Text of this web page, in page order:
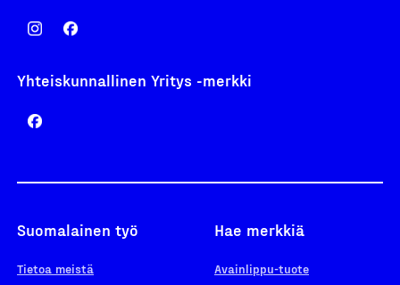
Yhteiskunnallinen Yritys -merkki
Suomalainen työ
Tietoa meistä
Hae merkkiä
Avainlippu-tuote